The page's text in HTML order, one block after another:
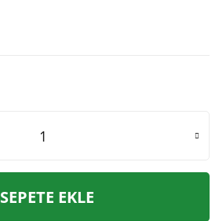
SEPETE EKLE